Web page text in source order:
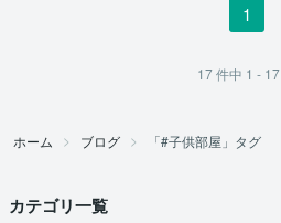
1
17件中 1 - 17
ホーム ブログ 「#子供部屋」タグ
カテゴリ一覧